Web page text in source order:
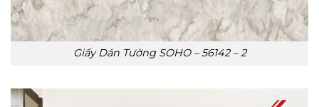
Giấy Dán Tường SOHO – 56142 – 2